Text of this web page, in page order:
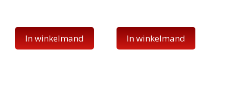
In winkelmand In winkelmand